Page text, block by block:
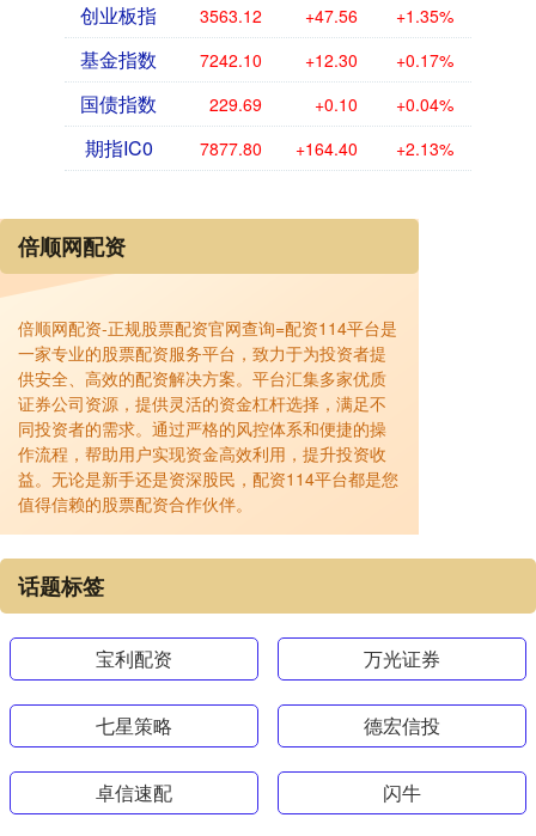
创业板指 3563.12 +47.56 +1.35%
基金指数 7242.10 +12.30 +0.17%
国债指数 229.69 +0.10 +0.04%
期指IC0 7877.80 +164.40 +2.13%
倍顺网配资
倍顺网配资-正规股票配资官网查询=配资114平台是
一家专业的股票配资服务平台，致力于为投资者提
供安全、高效的配资解决方案。平台汇集多家优质
证券公司资源，提供灵活的资金杠杆选择，满足不
同投资者的需求。通过严格的风控体系和便捷的操
作流程，帮助用户实现资金高效利用，提升投资收
益。无论是新手还是资深股民，配资114平台都是您
值得信赖的股票配资合作伙伴。
话题标签
宝利配资 万光证券
七星策略 德宏信投
卓信速配 闪牛